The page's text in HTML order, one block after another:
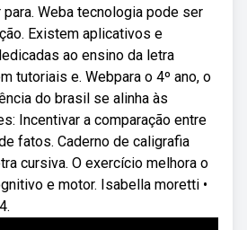
Weba tecnologia pode ser
Existem aplicativos e
ao ensino da letra
tutoriais e. Webpara o 4º ano, o
do brasil se alinha às
Incentivar a comparação entre
fatos. Caderno de caligrafia
cursiva. O exercício melhora o
e motor. Isabella moretti •